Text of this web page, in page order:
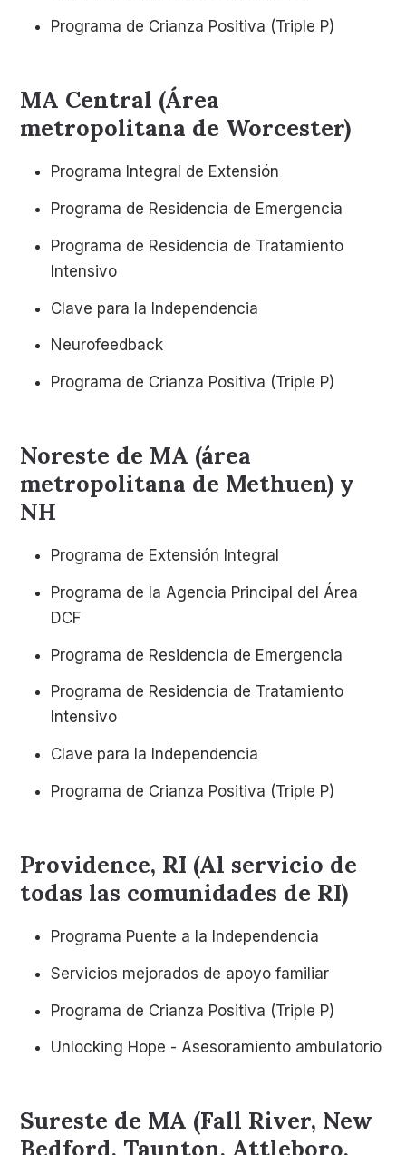
Programa de Crianza Positiva (Triple P)
MA Central (Área
metropolitana de Worcester)
Programa Integral de Extensión
Programa de Residencia de Emergencia
Programa de Residencia de Tratamiento
Intensivo
Clave para la Independencia
Neurofeedback
Programa de Crianza Positiva (Triple P)
Noreste de MA (área
metropolitana de Methuen) y
NH
Programa de Extensión Integral
Programa de la Agencia Principal del Área
DCF
Programa de Residencia de Emergencia
Programa de Residencia de Tratamiento
Intensivo
Clave para la Independencia
Programa de Crianza Positiva (Triple P)
Providence, RI (Al servicio de
todas las comunidades de RI)
Programa Puente a la Independencia
Servicios mejorados de apoyo familiar
Programa de Crianza Positiva (Triple P)
Unlocking Hope - Asesoramiento ambulatorio
Sureste de MA (Fall River, New
Bedford, Taunton, Attleboro,